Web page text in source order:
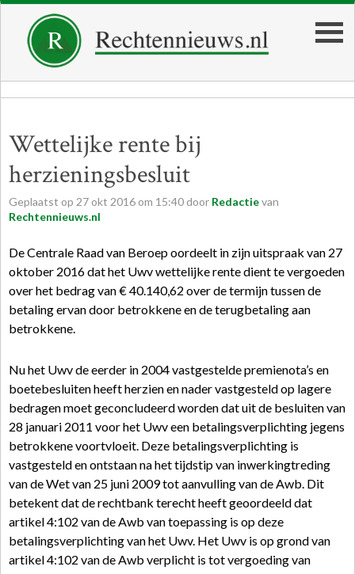
Wettelijke rente bij
herzieningsbesluit
Geplaatst op 27 okt 2016 om 15:40 door Redactievan
Rechtennieuws.nl
De Centrale Raad van Beroep oordeelt in zijn uitspraak van 27
oktober 2016 dat het Uwv wettelijke rente dient te vergoeden
over het bedrag van € 40.140,62 over de termijn tussen de
betaling ervan door betrokkene en de terugbetaling aan
betrokkene.
Nu het Uwv de eerder in 2004 vastgestelde premienota’s en
boetebesluiten heeft herzien en nader vastgesteld op lagere
bedragen moet geconcludeerd worden dat uit de besluiten van
28 januari 2011 voor het Uwv een betalingsverplichting jegens
betrokkene voortvloeit. Deze betalingsverplichting is
vastgesteld en ontstaan na het tijdstip van inwerkingtreding
van de Wet van 25 juni 2009 tot aanvulling van de Awb. Dit
betekent dat de rechtbank terecht heeft geoordeeld dat
artikel 4:102 van de Awb van toepassing is op deze
betalingsverplichting van het Uwv. Het Uwv is op grond van
artikel 4:102 van de Awb verplicht is tot vergoeding van